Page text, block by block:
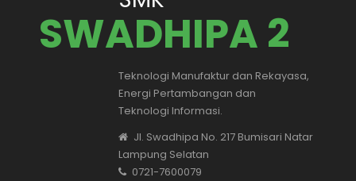
SWADHIPA 2
Teknologi Manufaktur dan Rekayasa,
Energi Pertambangan dan
Teknologi Informasi.
Jl. Swadhipa No. 217 Bumisari Natar
Lampung Selatan
0721-7600079